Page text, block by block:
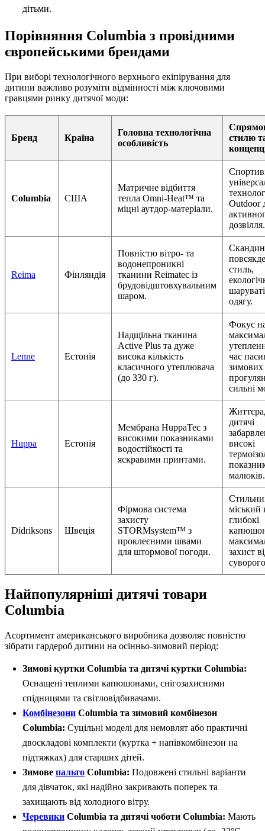
дітьми.
Порівняння Columbia з провідними
європейськими брендами
При виборі технологічного верхнього екіпірування для
дитини важливо розуміти відмінності між ключовими
гравцями ринку дитячої моди:
Бренд Країна
Головна технологічна
особливість
стилю
Columbia США
Матричне відбиття
тепла Omni-Heat™ та
міцні аутдор-матеріали.
Outdoor
дозвілля.
Reima Фінляндія
Повністю вітро- та
водонепроникні
тканини Reimatec із
брудовідштовхувальним
шаром.
стиль,
одягу.
Lenne Естонія
Надщільна тканина
Active Plus та дуже
висока кількість
класичного утеплювача
(до 330 г).
Фокус
час
зимових
сильні
Huppa Естонія
Мембрана HuppaTec з
високими показниками
водостійкості та
яскравими принтами.
дитячі
високі
малюків.
Didriksons Швеція
Фірмова система
захисту
STORMsystem™ з
проклеєними швами
для штормової погоди.
міський
глибокі
захист
Найпопулярніші дитячі товари
Columbia
Асортимент американського виробника дозволяє повністю
зібрати гардероб дитини на осінньо-зимовий період:
Зимові куртки Columbia та дитячі куртки Columbia:
Оснащені теплими капюшонами, снігозахисними
спідницями та світловідбивачами.
Комбінезони Columbia та зимовий комбінезон
Columbia: Суцільні моделі для немовлят або практичні
двоскладові комплекти (куртка + напівкомбінезон на
підтяжках) для старших дітей.
Зимове пальто Columbia: Подовжені стильні варіанти
для дівчаток, які надійно закривають поперек та
захищають від холодного вітру.
Черевики Columbia та дитячі чоботи Columbia: Мають